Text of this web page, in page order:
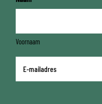
Voornaam
mailadres